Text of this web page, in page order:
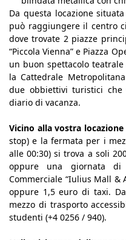
Da questa locazione situata
può raggiungere il centro
dove trovate 2 piazze
“Piccola Vienna” e Piazza
un buon spettacolo
la Cattedrale
due obbiettivi turistici che
diario di vacanza.
Vicino alla vostra locazione
stop) e la fermata per i
alle 00:30) si trova a soli
oppure una giornata di
Commerciale “Iulius Mall &
oppure 1,5 euro di taxi.
mezzo di trasporto
studenti (+4 0256 / 940).